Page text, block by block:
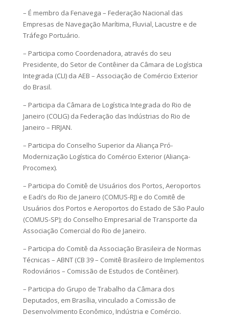
– É membro da Fenavega – Federação Nacional das
Empresas de Navegação Marítima, Fluvial, Lacustre e de
Tráfego Portuário.
– Participa como Coordenadora, através do seu
Presidente, do Setor de Contêiner da Câmara de Logística
Integrada (CLI) da AEB – Associação de Comércio Exterior
do Brasil.
– Participa da Câmara de Logística Integrada do Rio de
Janeiro (COLIG) da Federação das Indústrias do Rio de
Janeiro – FIRJAN.
– Participa do Conselho Superior da Aliança Pró-
Modernização Logística do Comércio Exterior (Aliança-
Procomex).
– Participa do Comitê de Usuários dos Portos, Aeroportos
e Eadi’s do Rio de Janeiro (COMUS-RJ) e do Comitê de
Usuários dos Portos e Aeroportos do Estado de São Paulo
(COMUS-SP); do Conselho Empresarial de Transporte da
Associação Comercial do Rio de Janeiro.
– Participa do Comitê da Associação Brasileira de Normas
Técnicas – ABNT (CB 39 – Comitê Brasileiro de Implementos
Rodoviários – Comissão de Estudos de Contêiner).
– Participa do Grupo de Trabalho da Câmara dos
Deputados, em Brasília, vinculado a Comissão de
Desenvolvimento Econômico, Indústria e Comércio.